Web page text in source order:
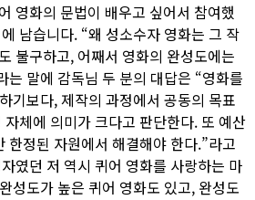
영화의 문법이 배우고 싶어서 참여했
남습니다. “왜 성소수자 영화는 그 작
불구하고, 어째서 영화의 완성도에는
는 말에 감독님 두 분의 대답은 “영화를
기보다, 제작의 과정에서 공동의 목표
체에 의미가 크다고 판단한다. 또 예산
한정된 자원에서 해결해야 한다.”라고
였던 저 역시 퀴어 영화를 사랑하는 마
성도가 높은 퀴어 영화도 있고, 완성도